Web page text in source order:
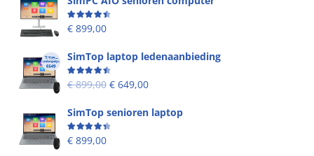
Beoordeling
€ 899,00
SimTop laptop ledenaanbieding
Beoordeling 4.53uit 5
€899,00 € 649,00
SimTop senioren laptop
Beoordeling
€ 899,00